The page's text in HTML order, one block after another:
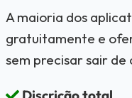
A maioria dos
gratuitamente e
sem precisar sair de